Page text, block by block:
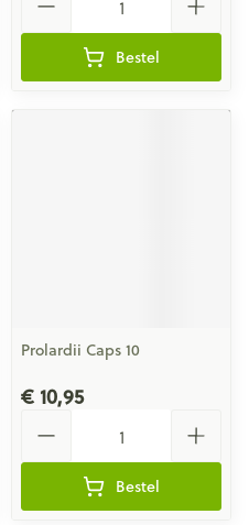
Bestel
Prolardii Caps 10
€ 10,95
Bestel